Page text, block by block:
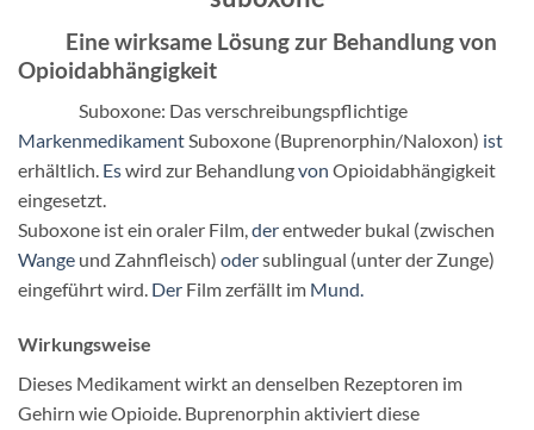
Eine wirksame Lösung zur Behandlung von
Opioidabhängigkeit
Suboxone: Das verschreibungspflichtige
MarkenmedikamentSuboxone (Buprenorphin/Naloxon) ist
erhältlich. Eswird zur Behandlungvon Opioidabhängigkeit
eingesetzt.
Suboxone ist ein oraler Film,derentweder bukal (zwischen
Wange und Zahnfleisch) odersublingual (unter der Zunge)
eingeführt wird. Der Film zerfällt im Mund.
Wirkungsweise
Dieses Medikament wirkt an denselben Rezeptoren im
Gehirn wie Opioide. Buprenorphin aktiviert diese